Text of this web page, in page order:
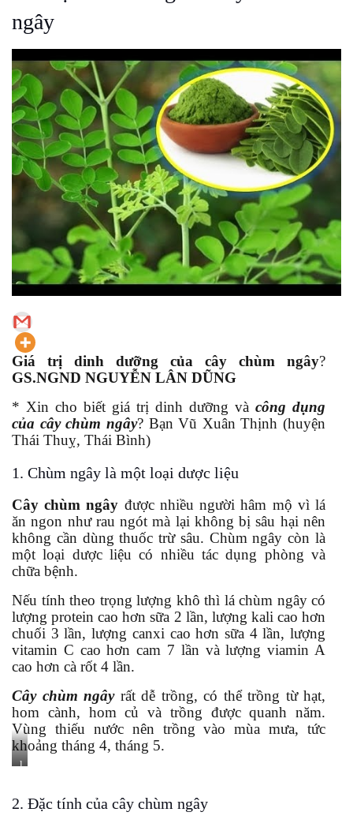
ngây
Giá trị dinh dưỡng của cây chùm ngây?
GS.NGND NGUYỄN LÂN DŨNG
* Xin cho biết giá trị dinh dưỡng và công dụng
của cây chùm ngây? Bạn Vũ Xuân Thịnh (huyện
Thái Thuỵ, Thái Bình)
1. Chùm ngây là một loại dược liệu
Cây chùm ngây được nhiều người hâm mộ vì lá
ăn ngon như rau ngót mà lại không bị sâu hại nên
không cần dùng thuốc trừ sâu. Chùm ngây còn là
một loại dược liệu có nhiều tác dụng phòng và
chữa bệnh.
Nếu tính theo trọng lượng khô thì lá chùm ngây có
lượng protein cao hơn sữa 2 lần, lượng kali cao hơn
chuối 3 lần, lượng canxi cao hơn sữa 4 lần, lượng
vitamin C cao hơn cam 7 lần và lượng viamin A
cao hơn cà rốt 4 lần.
Cây chùm ngâyrất dễ trồng, có thể trồng từ hạt,
hom cành, hom củ và trồng được quanh năm.
Vùng thiếu nước nên trồng vào mùa mưa, tức
khoảng tháng 4, tháng 5.
l
ù
2. Đặc tính của cây chùm ngây